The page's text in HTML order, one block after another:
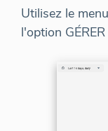
Utilisez le
l'option